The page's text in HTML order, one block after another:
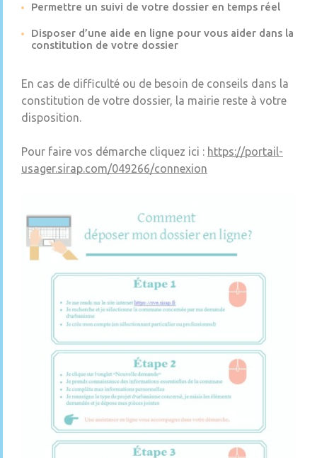
Permettre un suivi de votre dossier en temps réel
Disposer d’une aide en ligne pour vous aider dans la
constitution de votre dossier
En cas de difficulté ou de besoin de conseils dans la
constitution de votre dossier, la mairie reste à votre
disposition.
Pour faire vos démarche cliquez ici : https://portail-
usager.sirap.com/049266/connexion